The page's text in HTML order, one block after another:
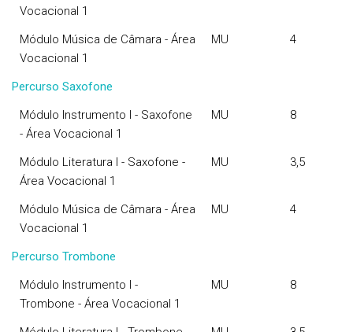
Vocacional 1
Módulo Música de Câmara - Área
Vocacional 1
MU 4
Percurso Saxofone
Módulo Instrumento I - Saxofone
- Área Vocacional 1
MU 8
Módulo Literatura I - Saxofone -
Área Vocacional 1
MU 3,5
Módulo Música de Câmara - Área
Vocacional 1
MU 4
Percurso Trombone
Módulo Instrumento I -
Trombone - Área Vocacional 1
MU 8